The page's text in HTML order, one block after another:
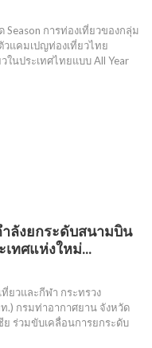
Season การท่องเที่ยวของกลุ่ม
วแคมเปญท่องเที่ยวไทย
ในประเทศไทยแบบ All Year
ำลังยกระดับสนามบิน
เทศแห่งใหม่…
ยวและกีฬา กระทรวง
.) กรมท่าอากาศยาน จังหวัด
ร่วมขับเคลื่อนการยกระดับ